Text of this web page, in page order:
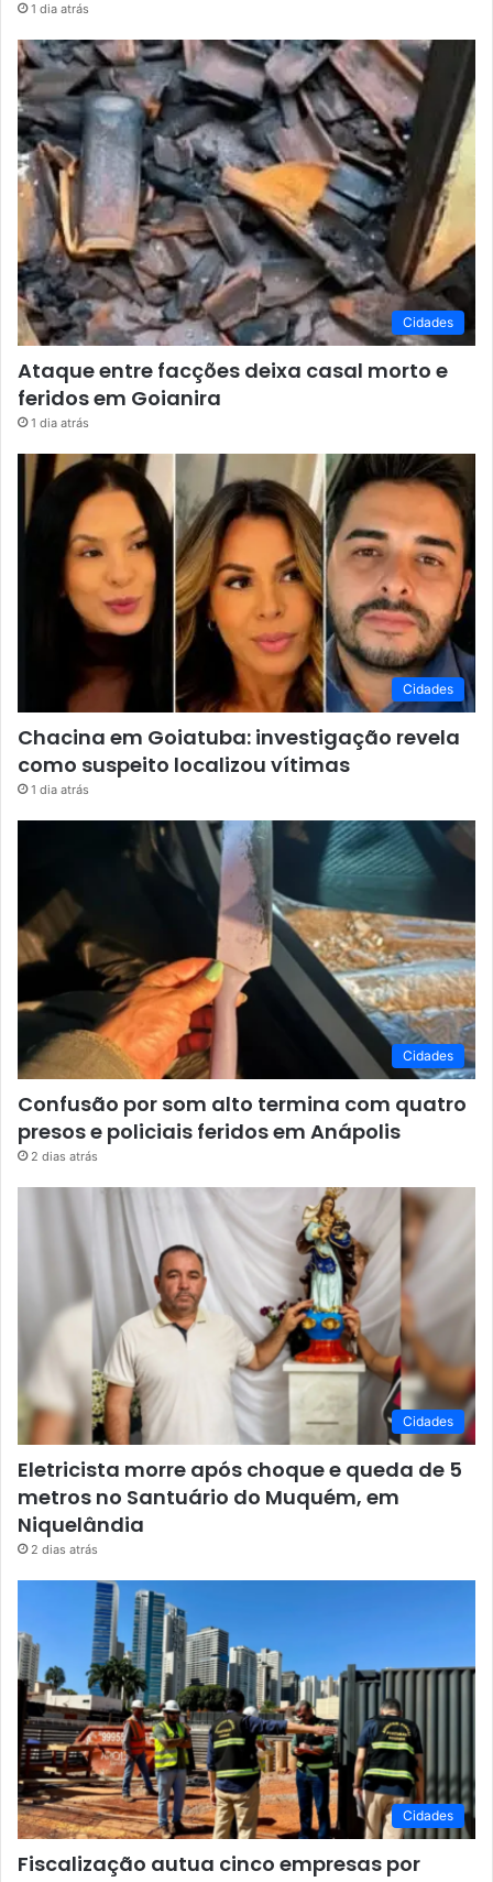
1 dia atrás
Cidades
Ataque entre facções deixa casal morto e
feridos em Goianira
1 dia atrás
Cidades
Chacina em Goiatuba: investigação revela
como suspeito localizou vítimas
1 dia atrás
Cidades
Confusão por som alto termina com quatro
presos e policiais feridos em Anápolis
2 dias atrás
Cidades
Eletricista morre após choque e queda de 5
metros no Santuário do Muquém, em
Niquelândia
2 dias atrás
Cidades
Fiscalização autua cinco empresas por